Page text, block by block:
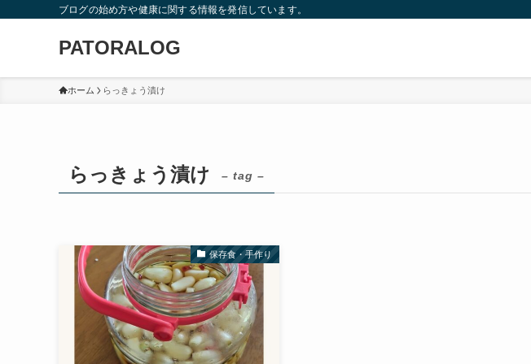
ブログの始め方や健康に関する情報を発信しています。
PATORALOG
ホーム らっきょう漬け
らっきょう漬け – tag –
保存食・手作り